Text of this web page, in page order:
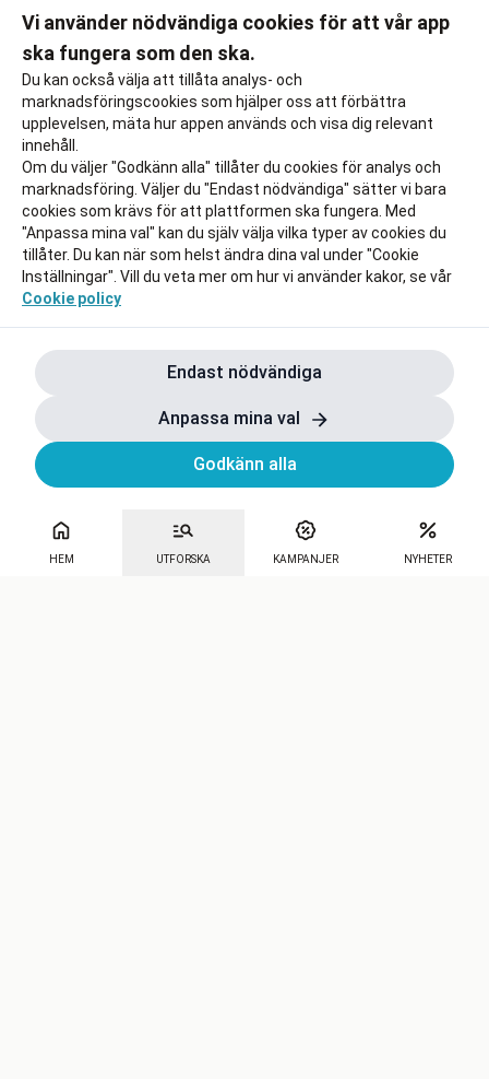
HEM UTFORSKA KAMPANJER NYHETER
Till rabatten
Ingen
Vi använder nödvändiga cookies för att vår app
ska fungera som den ska.
Du kan också välja att tillåta analys- och
marknadsföringscookies som hjälper oss att förbättra
upplevelsen, mäta hur appen används och visa dig relevant
innehåll.
Om du väljer "Godkänn alla" tillåter du cookies för analys och
marknadsföring. Väljer du "Endast nödvändiga" sätter vi bara
cookies som krävs för att plattformen ska fungera. Med
"Anpassa mina val" kan du själv välja vilka typer av cookies du
tillåter. Du kan när som helst ändra dina val under "Cookie
Inställningar". Vill du veta mer om hur vi använder kakor, se vår
Cookie policy
Endast nödvändiga
Anpassa mina val
Godkänn alla